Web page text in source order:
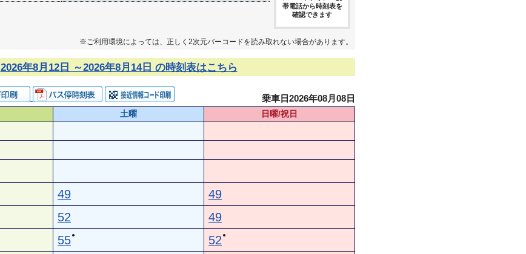
帯電話から時刻表を
確認できます
※ご利用環境によっては、正しく2次元バーコードを読み取れない場合があります。
2026年8月12日 ～2026年8月14日 の時刻表はこちら
乗車日2026年08月08日
土曜
日曜/祝日
49 49
52 49
55● 52 ●